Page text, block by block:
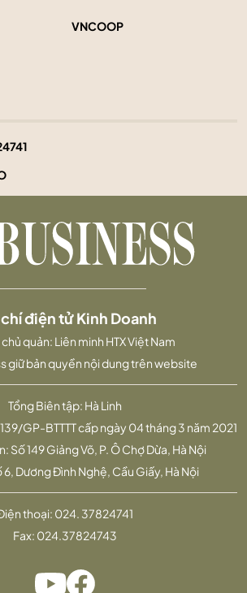
VNCOOP
Tổng Biên tập: Hà Linh
GP-BTTTT cấp ngày 04 tháng 3 năm 2021
Số 149 Giảng Võ, P. Ô Chợ Dừa, Hà Nội
6, Dương Đình Nghệ, Cầu Giấy, Hà Nội
điện tử Kinh Doanh
quản: Liên minh HTX Việt Nam
giữ bản quyền nội dung trên website
thoại: 024. 37824741
Fax: 024.37824743